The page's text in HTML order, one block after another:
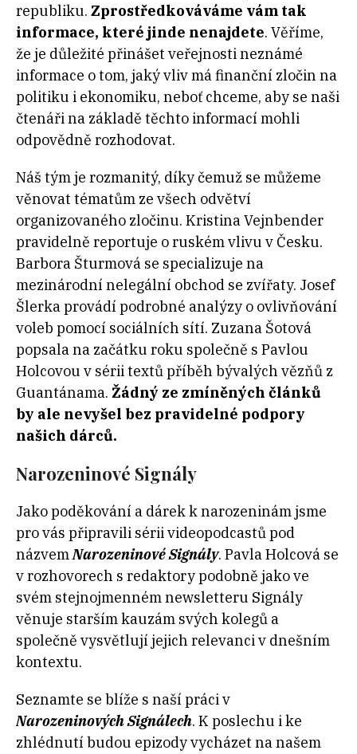
republiku. Zprostředkováváme vám tak
informace, které jinde nenajdete. Věříme,
že je důležité přinášet veřejnosti neznámé
informace o tom, jaký vliv má finanční zločin na
politiku i ekonomiku, neboť chceme, aby se naši
čtenáři na základě těchto informací mohli
odpovědně rozhodovat.
Náš tým je rozmanitý, díky čemuž se můžeme
věnovat tématům ze všech odvětví
organizovaného zločinu. Kristina Vejnbender
pravidelně reportuje o ruském vlivu v Česku.
Barbora Šturmová se specializuje na
mezinárodní nelegální obchod se zvířaty. Josef
Šlerka provádí podrobné analýzy o ovlivňování
voleb pomocí sociálních sítí. Zuzana Šotová
popsala na začátku roku společně s Pavlou
Holcovou v sérii textů příběh bývalých vězňů z
Guantánama. Žádný ze zmíněných článků
by ale nevyšel bez pravidelné podpory
našich dárců.
Narozeninové Signály
Jako poděkování a dárek k narozeninám jsme
pro vás připravili sérii videopodcastů pod
názvemNarozeninové Signály. Pavla Holcová se
v rozhovorech s redaktory podobně jako ve
svém stejnojmenném newsletteru Signály
věnuje starším kauzám svých kolegů a
společně vysvětlují jejich relevanci v dnešním
kontextu.
Seznamte se blíže s naší práci v
Narozeninových Signálech. K poslechu i ke
zhlédnutí budou epizody vycházet na našem